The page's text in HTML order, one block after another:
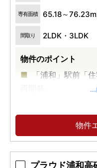
専有面積 65.18～
間取り 2LDK・3LDK
物件のポイント
「浦和」駅前「
地上27階建て、
ス。
開放的な眺望と
...
物件
プラウド浦和高